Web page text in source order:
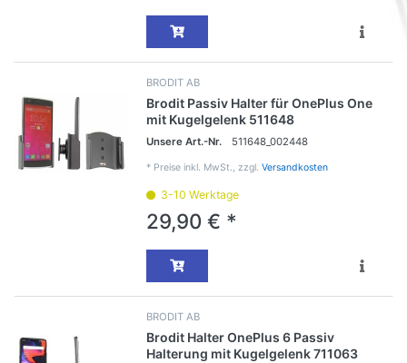
BRODIT AB
Brodit Passiv Halter für OnePlus One
mit Kugelgelenk 511648
Unsere Art.-Nr. 511648_002448
* Preise inkl. MwSt., zzgl. Versandkosten
3-10 Werktage
29,90 € *
BRODIT AB
Brodit Halter OnePlus 6 Passiv
Halterung mit Kugelgelenk 711063